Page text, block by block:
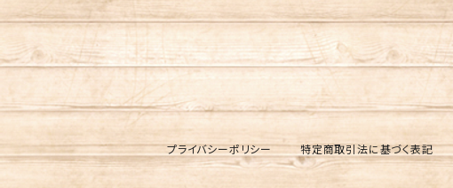
プライバシーポリシー 特定商取引法に基づく表記